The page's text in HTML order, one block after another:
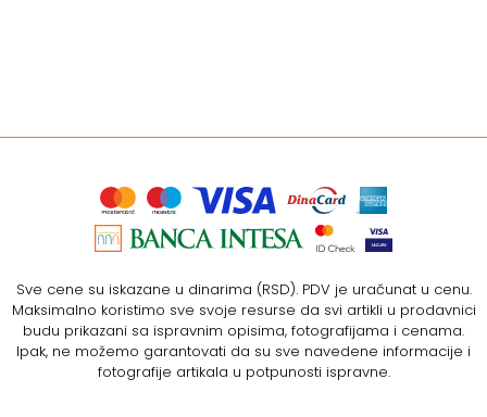
Sve cene su iskazane u dinarima (RSD). PDV je uračunat u cenu.
Maksimalno koristimo sve svoje resurse da svi artikli u prodavnici
budu prikazani sa ispravnim opisima, fotografijama i cenama.
Ipak, ne možemo garantovati da su sve navedene informacije i
fotografije artikala u potpunosti ispravne.